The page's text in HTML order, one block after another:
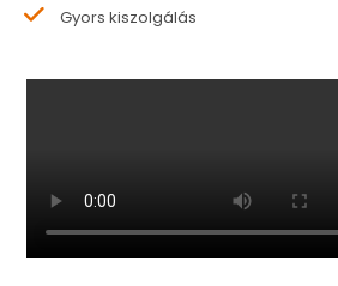
Gyors kiszolgálás